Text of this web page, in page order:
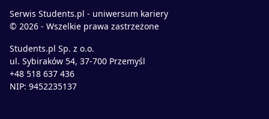
Serwis Students.pl - uniwersum kariery
© 2026 - Wszelkie prawa zastrzeżone
Students.pl Sp. z o.o.
ul. Sybiraków 54, 37-700 Przemyśl
+48 518 637 436
NIP: 9452235137